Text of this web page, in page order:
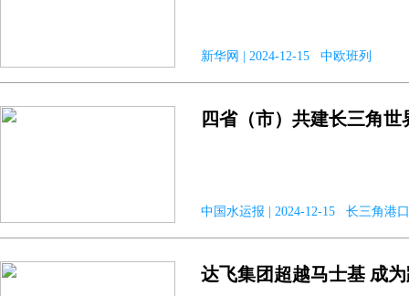
新华网 | 2024-12-15 中欧班列
四省（市）共建长三角世
中国水运报 | 2024-12-15 长三角港口
达飞集团超越马士基 成